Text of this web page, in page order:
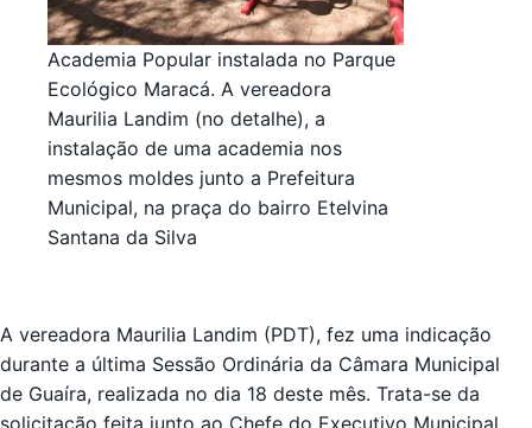
Academia Popular instalada no Parque
Ecológico Maracá. A vereadora
Maurilia Landim (no detalhe), a
instalação de uma academia nos
mesmos moldes junto a Prefeitura
Municipal, na praça do bairro Etelvina
Santana da Silva
A vereadora Maurilia Landim (PDT), fez uma indicação
durante a última Sessão Ordinária da Câmara Municipal
de Guaíra, realizada no dia 18 deste mês. Trata-se da
solicitação feita junto ao Chefe do Executivo Municipal